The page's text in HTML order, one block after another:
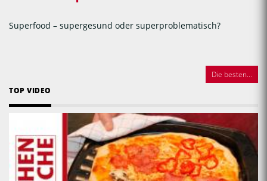
Superfood – supergesund oder superproblematisch?
Die besten...
TOP VIDEO